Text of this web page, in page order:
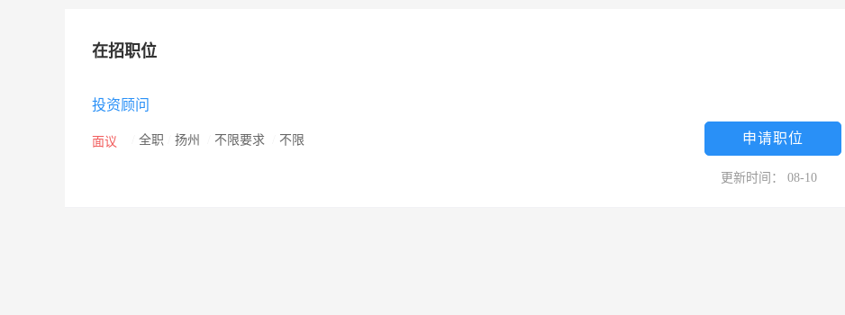
在招职位
投资顾问
面议 全职 扬州 不限要求 不限 申请职位
更新时间： 08-10